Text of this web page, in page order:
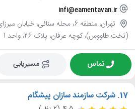
infi@eamentavan.ir
تهران، منطقه 6، محله سنائی،
(تخت طاووس)، کوچه عرفان، پلاک 26، واحد 1
تماس مسیریابی
17. شرکت سازمند سازان پیشگام